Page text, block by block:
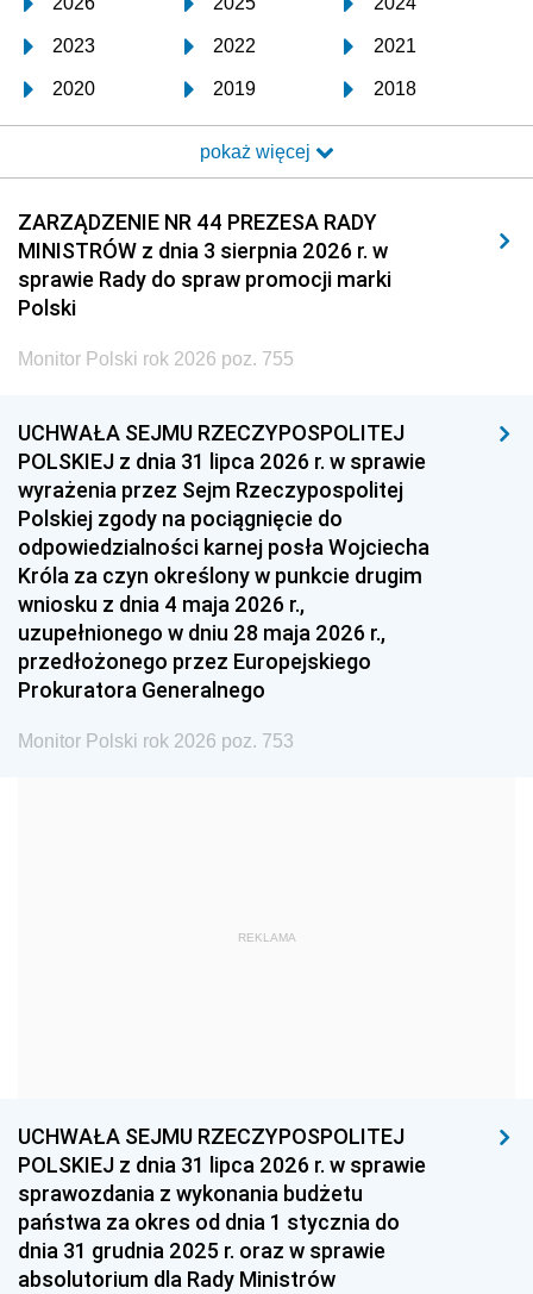
2023 2022 2021
2020 2019 2018
2017 2016 2015
2014 2013 2012
2011 2010 2009
2008 2007 2006
2005
1996 1995 1994
1993 1992 1991
1990 1989
1987 1986 1985
1984 1983
1981 1980 1979
1978 1977
1975 1974
1959
1939 1938 1937
1936 1930
pokaż więcej
ZARZĄDZENIE NR 44 PREZESA RADY
MINISTRÓW z dnia 3 sierpnia 2026 r. w
sprawie Rady do spraw promocji marki
Polski
Monitor Polski rok 2026 poz. 755
UCHWAŁA SEJMU RZECZYPOSPOLITEJ
POLSKIEJ z dnia 31 lipca 2026 r. w sprawie
wyrażenia przez Sejm Rzeczypospolitej
Polskiej zgody na pociągnięcie do
odpowiedzialności karnej posła Wojciecha
Króla za czyn określony w punkcie drugim
wniosku z dnia 4 maja 2026 r.,
uzupełnionego w dniu 28 maja 2026 r.,
przedłożonego przez Europejskiego
Prokuratora Generalnego
Monitor Polski rok 2026 poz. 753
REKLAMA
UCHWAŁA SEJMU RZECZYPOSPOLITEJ
POLSKIEJ z dnia 31 lipca 2026 r. w sprawie
sprawozdania z wykonania budżetu
państwa za okres od dnia 1 stycznia do
dnia 31 grudnia 2025 r. oraz w sprawie
absolutorium dla Rady Ministrów